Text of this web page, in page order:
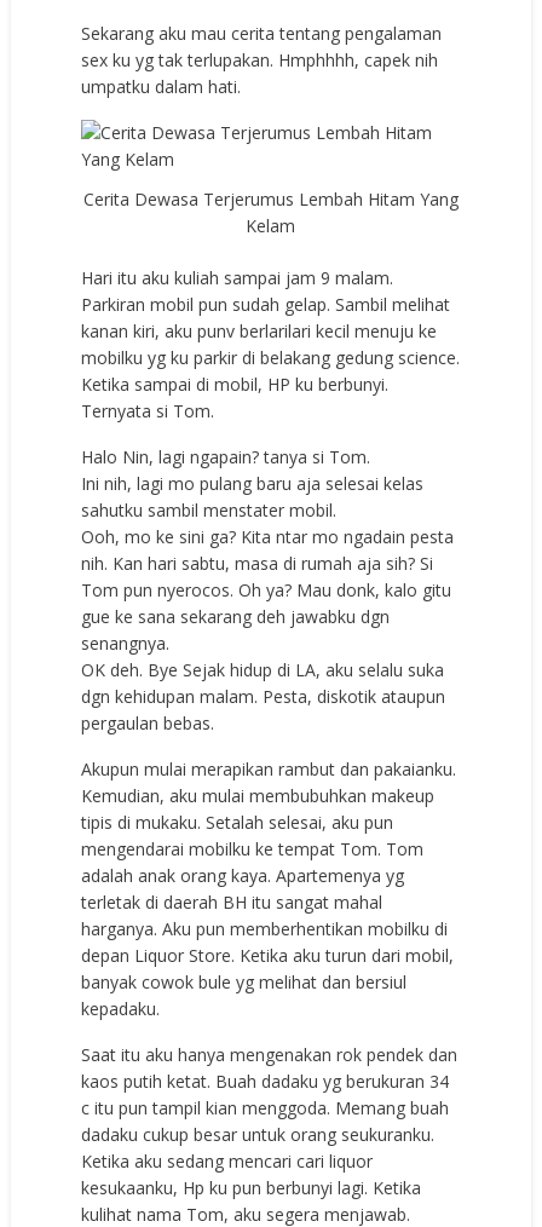
Sekarang aku mau cerita tentang pengalaman
sex ku yg tak terlupakan. Hmphhhh, capek nih
umpatku dalam hati.
Cerita Dewasa Terjerumus Lembah Hitam Yang
Kelam
Hari itu aku kuliah sampai jam 9 malam.
Parkiran mobil pun sudah gelap. Sambil melihat
kanan kiri, aku punv berlarilari kecil menuju ke
mobilku yg ku parkir di belakang gedung science.
Ketika sampai di mobil, HP ku berbunyi.
Ternyata si Tom.
Halo Nin, lagi ngapain? tanya si Tom.
Ini nih, lagi mo pulang baru aja selesai kelas
sahutku sambil menstater mobil.
Ooh, mo ke sini ga? Kita ntar mo ngadain pesta
nih. Kan hari sabtu, masa di rumah aja sih? Si
Tom pun nyerocos. Oh ya? Mau donk, kalo gitu
gue ke sana sekarang deh jawabku dgn
senangnya.
OK deh. Bye Sejak hidup di LA, aku selalu suka
dgn kehidupan malam. Pesta, diskotik ataupun
pergaulan bebas.
Akupun mulai merapikan rambut dan pakaianku.
Kemudian, aku mulai membubuhkan makeup
tipis di mukaku. Setalah selesai, aku pun
mengendarai mobilku ke tempat Tom. Tom
adalah anak orang kaya. Apartemenya yg
terletak di daerah BH itu sangat mahal
harganya. Aku pun memberhentikan mobilku di
depan Liquor Store. Ketika aku turun dari mobil,
banyak cowok bule yg melihat dan bersiul
kepadaku.
Saat itu aku hanya mengenakan rok pendek dan
kaos putih ketat. Buah dadaku yg berukuran 34
c itu pun tampil kian menggoda. Memang buah
dadaku cukup besar untuk orang seukuranku.
Ketika aku sedang mencari cari liquor
kesukaanku, Hp ku pun berbunyi lagi. Ketika
kulihat nama Tom, aku segera menjawab.